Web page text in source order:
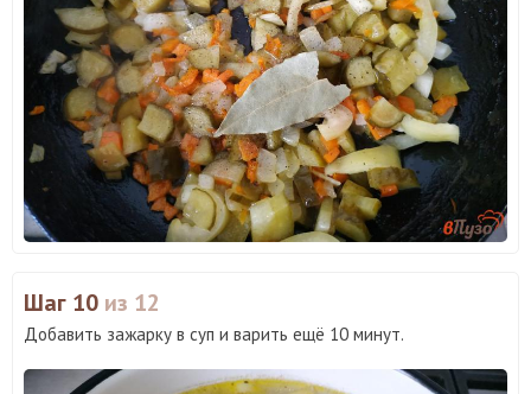
Шаг 10 из 12
Добавить зажарку в суп и варить ещё 10 минут.